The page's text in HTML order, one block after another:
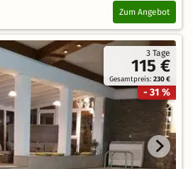
Zum Angebot
3 Tage
115 €
Gesamtpreis: 230 €
- 31 %